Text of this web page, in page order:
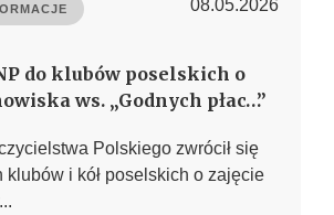
08.05.2026
do klubów poselskich o
ws. „Godnych płac…”
Polskiego zwrócił się
klubów i kół poselskich o zajęcie